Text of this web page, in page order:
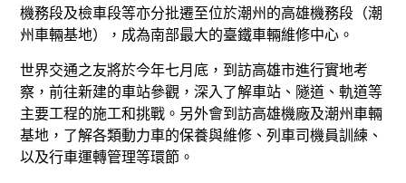
機務段及檢車段等亦分批遷至位於潮州的高雄機務段（潮
州車輛基地），成為南部最大的臺鐵車輛維修中心。
世界交通之友將於今年七月底，到訪高雄市進行實地考
察，前往新建的車站參觀，深入了解車站、隧道、軌道等
主要工程的施工和挑戰。另外會到訪高雄機廠及潮州車輛
基地，了解各類動力車的保養與維修、列車司機員訓練、
以及行車運轉管理等環節。